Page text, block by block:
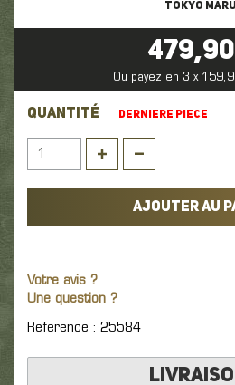
TOKYO MARUI
Ou payez en 3 x
QUANTITÉ DERNIERE PIECE
AJOUTER AU
Votre avis ?
Une question ?
Reference : 25584